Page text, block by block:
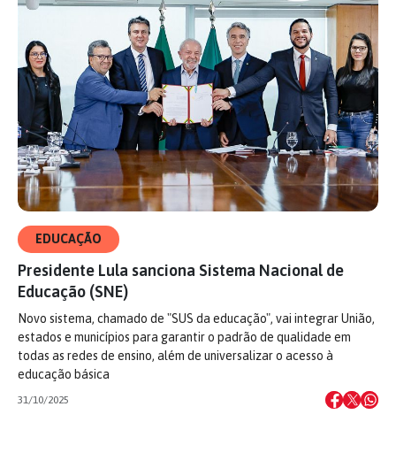
EDUCAÇÃO
Presidente Lula sanciona Sistema Nacional de
Educação (SNE)
Novo sistema, chamado de "SUS da educação", vai integrar União,
estados e municípios para garantir o padrão de qualidade em
todas as redes de ensino, além de universalizar o acesso à
educação básica
31/10/2025